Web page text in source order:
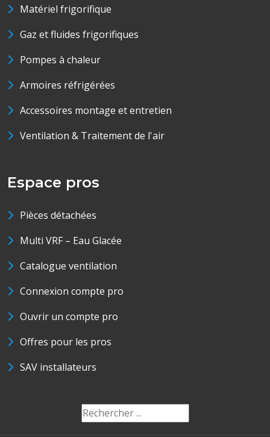
Matériel frigorifique
Gaz et fluides frigorifiques
Pompes à chaleur
Armoires réfrigérées
Accessoires montage et entretien
Ventilation & Traitement de l'air
Espace pros
Pièces détachées
Multi VRF – Eau Glacée
Catalogue ventilation
Connexion compte pro
Ouvrir un compte pro
Offres pour les pros
SAV installateurs